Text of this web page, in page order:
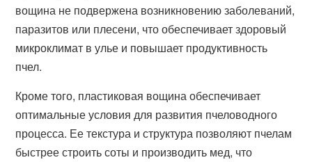
вощина не подвержена возникновению заболеваний,
паразитов или плесени, что обеспечивает здоровый
микроклимат в улье и повышает продуктивность
пчел.
Кроме того, пластиковая вощина обеспечивает
оптимальные условия для развития пчеловодного
процесса. Ее текстура и структура позволяют пчелам
быстрее строить соты и производить мед, что